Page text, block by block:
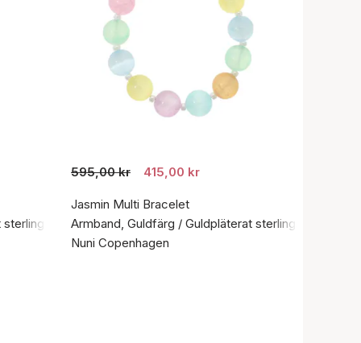
sterlingsilver 925
595,00 kr 415,00 kr
Jasmin Multi Bracelet
Armband, Guldfärg / Guldpläterat sterlingsilver 925
Nuni Copenhagen